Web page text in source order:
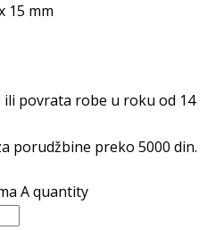
15 mm
povrata robe u roku od 14
porudžbine preko 5000 din.
A quantity